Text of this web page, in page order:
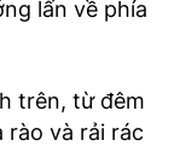
lấn về phía
trên, từ đêm
rào và rải rác